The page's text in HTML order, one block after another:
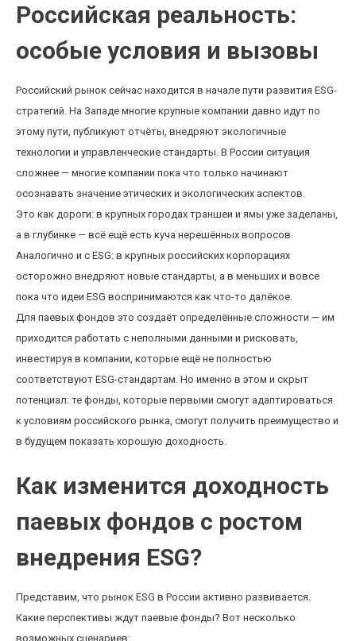
Российская реальность:
особые условия и вызовы
Российский рынок сейчас находится в начале пути развития ESG-
стратегий. На Западе многие крупные компании давно идут по
этому пути, публикуют отчёты, внедряют экологичные
технологии и управленческие стандарты. В России ситуация
сложнее — многие компании пока что только начинают
осознавать значение этических и экологических аспектов.
Это как дороги: в крупных городах траншеи и ямы уже заделаны,
а в глубинке — всё ещё есть куча нерешённых вопросов.
Аналогично и с ESG: в крупных российских корпорациях
осторожно внедряют новые стандарты, а в меньших и вовсе
пока что идеи ESG воспринимаются как что-то далёкое.
Для паевых фондов это создаёт определённые сложности — им
приходится работать с неполными данными и рисковать,
инвестируя в компании, которые ещё не полностью
соответствуют ESG-стандартам. Но именно в этом и скрыт
потенциал: те фонды, которые первыми смогут адаптироваться
к условиям российского рынка, смогут получить преимущество и
в будущем показать хорошую доходность.
Как изменится доходность
паевых фондов с ростом
внедрения ESG?
Представим, что рынок ESG в России активно развивается.
Какие перспективы ждут паевые фонды? Вот несколько
возможных сценариев: